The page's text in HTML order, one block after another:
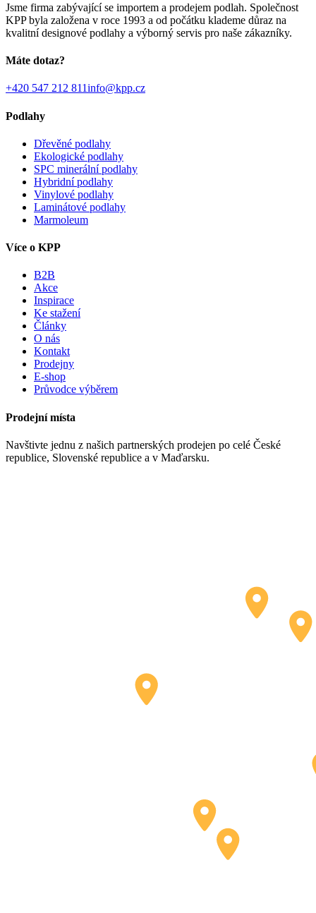
Jsme firma zabývající se importem a prodejem podlah. Společnost
KPP byla založena v roce 1993 a od počátku klademe důraz na
kvalitní designové podlahy a výborný servis pro naše zákazníky.
Máte dotaz?
+420 547 212 811info@kpp.cz
Podlahy
Dřevěné podlahy
Ekologické podlahy
SPC minerální podlahy
Hybridní podlahy
Vinylové podlahy
Laminátové podlahy
Marmoleum
Více o KPP
B2B
Akce
Inspirace
Ke stažení
Články
O nás
Kontakt
Prodejny
E-shop
Průvodce výběrem
Prodejní místa
Navštivte jednu z našich partnerských prodejen po celé České
republice, Slovenské republice a v Maďarsku.